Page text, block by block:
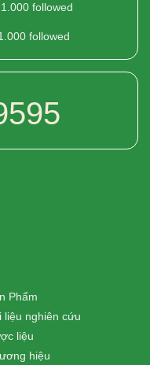
1.000 followed
followed
Phẩm
liệu nghiên cứu
liệu
hiệu